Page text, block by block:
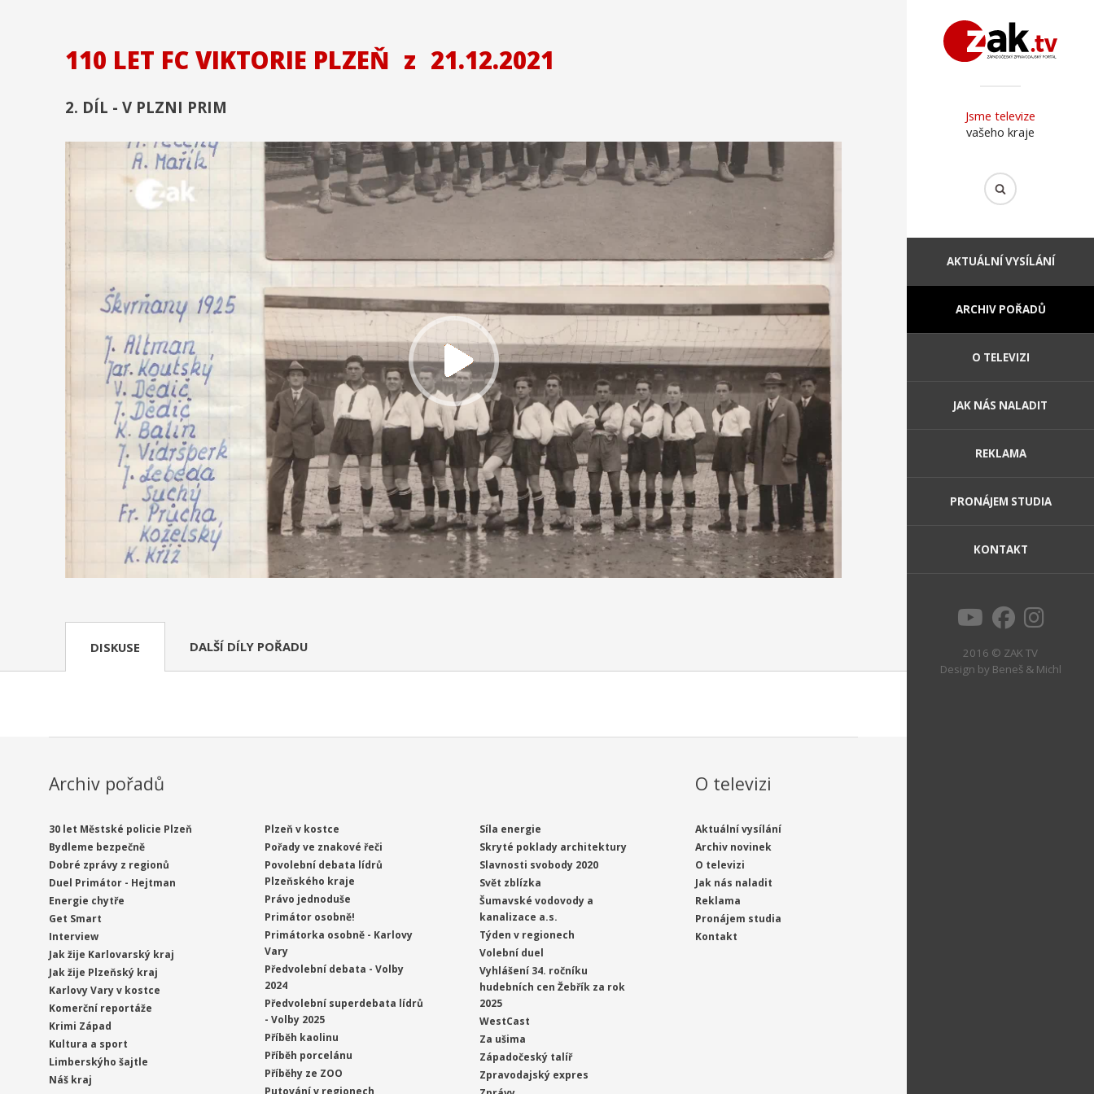
Jsme televize
vašeho kraje
AKTUÁLNÍ VYSÍLÁNÍ
ARCHIV POŘADŮ
O TELEVIZI
JAK NÁS NALADIT
REKLAMA
PRONÁJEM STUDIA
KONTAKT
2016 © ZAK TV
Design by Beneš & Michl
110 LET FC VIKTORIE PLZEŇ z 21.12.2021
2. DÍL - V PLZNI PRIM
DISKUSE DALŠÍ DÍLY POŘADU
Archiv pořadů
30 let Městské policie Plzeň
Bydleme bezpečně
Dobré zprávy z regionů
Duel Primátor - Hejtman
Energie chytře
Get Smart
Interview
Jak žije Karlovarský kraj
Jak žije Plzeňský kraj
Karlovy Vary v kostce
Komerční reportáže
Krimi Západ
Kultura a sport
Limberskýho šajtle
Náš kraj
Plzeň v kostce
Pořady ve znakové řeči
Povolební debata lídrů
Plzeňského kraje
Právo jednoduše
Primátor osobně!
Primátorka osobně - Karlovy
Vary
Předvolební debata - Volby
2024
Předvolební superdebata lídrů
- Volby 2025
Příběh kaolinu
Příběh porcelánu
Příběhy ze ZOO
Síla energie
Skryté poklady architektury
Slavnosti svobody 2020
Svět zblízka
Šumavské vodovody a
kanalizace a.s.
Týden v regionech
Volební duel
Vyhlášení 34. ročníku
hudebních cen Žebřík za rok
2025
WestCast
Za ušima
Západočeský talíř
Zpravodajský expres
O televizi
Aktuální vysílání
Archiv novinek
O televizi
Jak nás naladit
Reklama
Pronájem studia
Kontakt